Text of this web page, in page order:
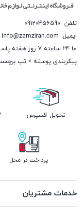
تلفن 09120456590
ایمیل info@zamziran.com
ما 24 ساعته 7
پیکربندی پوسته > تب
تحویل اکسپرس
پرداخت در محل
خدمات مشتریان